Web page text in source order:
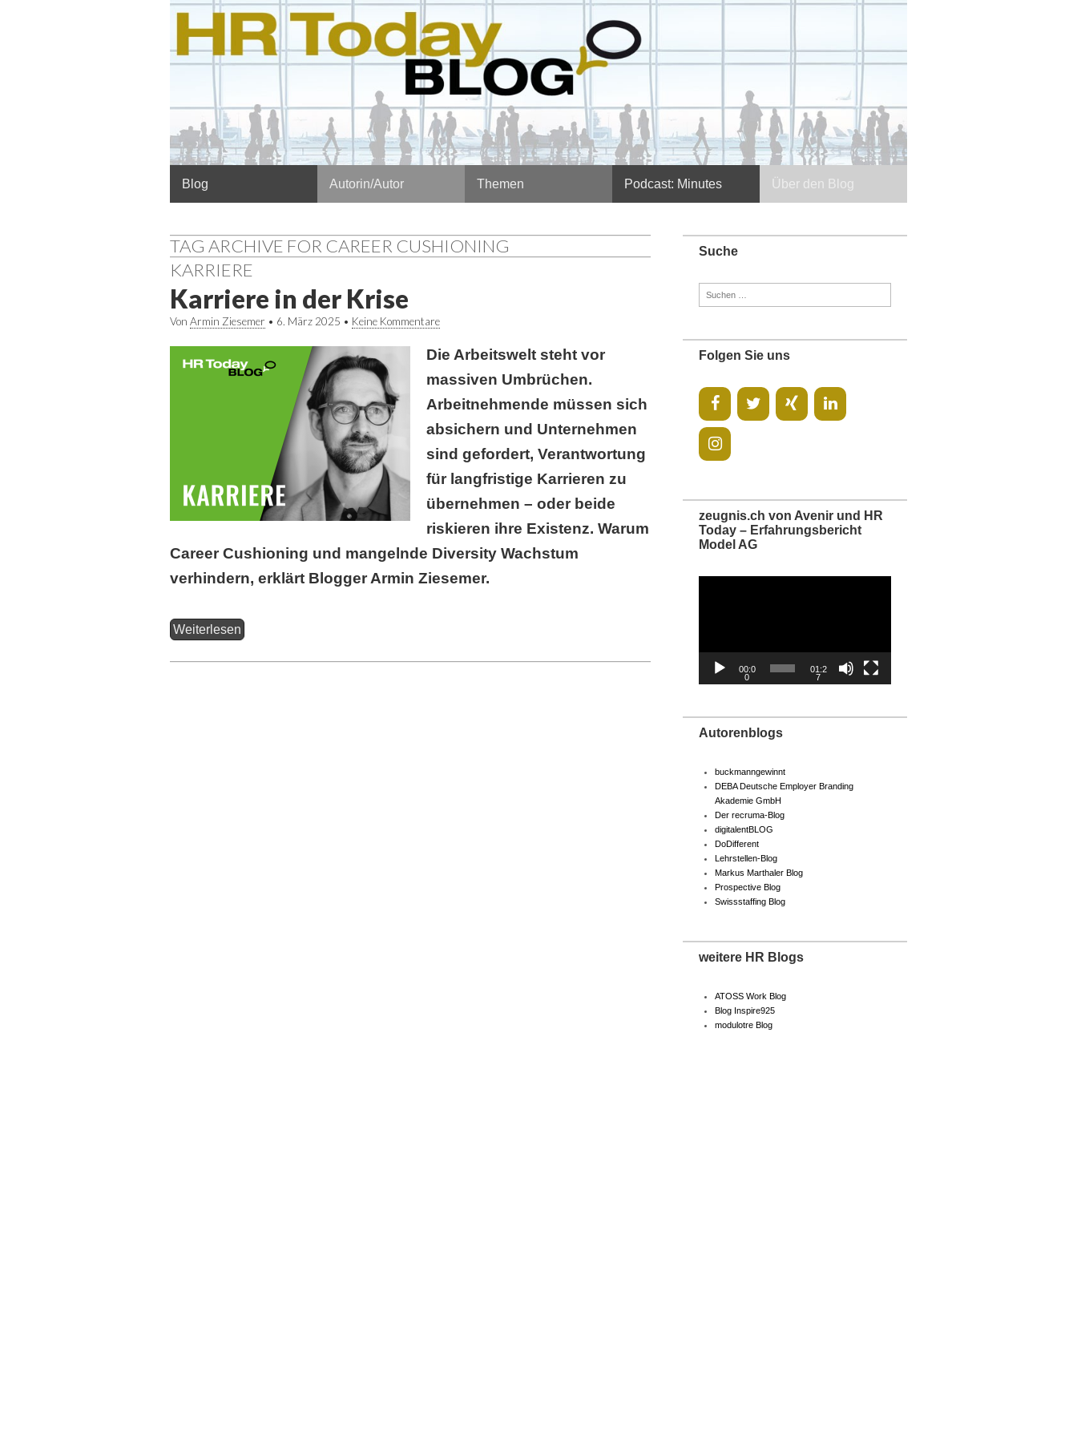
Hauptmenü
Blog Autorin/Autor Themen Podcast: Minutes Über den Blog
TAG ARCHIVE FOR CAREER CUSHIONING
KARRIERE
Karriere in der Krise
Von Armin Ziesemer • 6. März 2025 • Keine Kommentare
Die Arbeitswelt steht vor
massiven Umbrüchen.
Arbeitnehmende müssen sich
absichern und Unternehmen
sind gefordert, Verantwortung
für langfristige Karrieren zu
übernehmen – oder beide
riskieren ihre Existenz. Warum
Career Cushioning und mangelnde Diversity Wachstum
verhindern, erklärt Blogger Armin Ziesemer.
Weiterlesen
Suche
Folgen Sie uns
zeugnis.ch von Avenir und HR
Today – Erfahrungsbericht
Model AG
00:0
0
01:2
7
Autorenblogs
buckmanngewinnt
DEBA Deutsche Employer Branding
Akademie GmbH
Der recruma-Blog
digitalentBLOG
DoDifferent
Lehrstellen-Blog
Markus Marthaler Blog
Prospective Blog
Swissstaffing Blog
weitere HR Blogs
ATOSS Work Blog
Blog Inspire925
modulotre Blog